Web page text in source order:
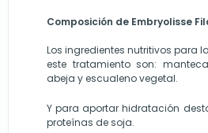
Composición de Embryolisse
Los ingredientes nutritivos para
este tratamiento son:
abeja y escualeno vegetal.
Y para aportar hidratación
proteínas de soja.